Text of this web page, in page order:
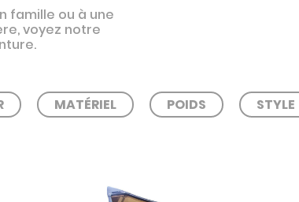
famille ou à une
voyez notre
MATÉRIEL POIDS STYLE